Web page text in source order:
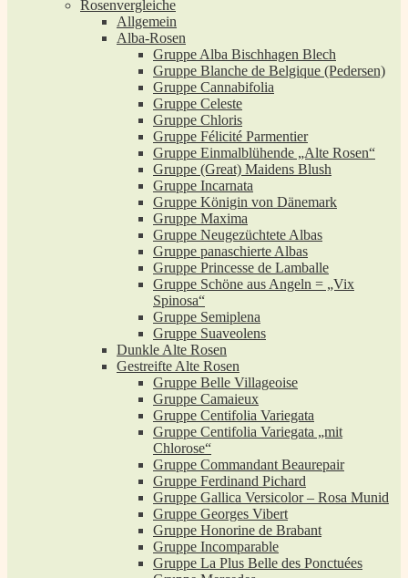
Rosenvergleiche
Allgemein
Alba-Rosen
Gruppe Alba Bischhagen Blech
Gruppe Blanche de Belgique (Pedersen)
Gruppe Cannabifolia
Gruppe Celeste
Gruppe Chloris
Gruppe Félicité Parmentier
Gruppe Einmalblühende „Alte Rosen“
Gruppe (Great) Maidens Blush
Gruppe Incarnata
Gruppe Königin von Dänemark
Gruppe Maxima
Gruppe Neugezüchtete Albas
Gruppe panaschierte Albas
Gruppe Princesse de Lamballe
Gruppe Schöne aus Angeln = „Vix
Spinosa“
Gruppe Semiplena
Gruppe Suaveolens
Dunkle Alte Rosen
Gestreifte Alte Rosen
Gruppe Belle Villageoise
Gruppe Camaieux
Gruppe Centifolia Variegata
Gruppe Centifolia Variegata „mit
Chlorose“
Gruppe Commandant Beaurepair
Gruppe Ferdinand Pichard
Gruppe Gallica Versicolor – Rosa Munid
Gruppe Georges Vibert
Gruppe Honorine de Brabant
Gruppe Incomparable
Gruppe La Plus Belle des Ponctuées